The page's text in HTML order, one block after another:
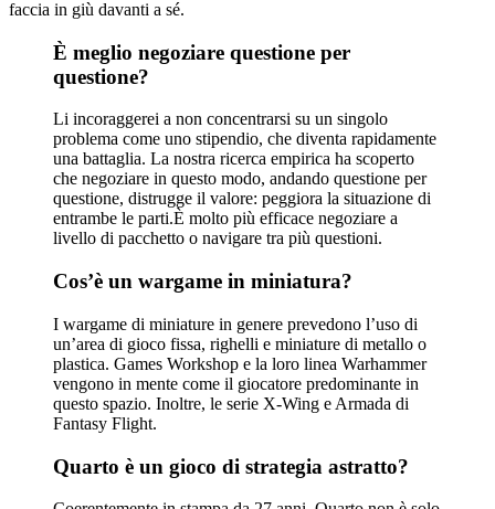
faccia in giù davanti a sé.
È meglio negoziare questione per
questione?
Li incoraggerei a non concentrarsi su un singolo
problema come uno stipendio, che diventa rapidamente
una battaglia. La nostra ricerca empirica ha scoperto
che negoziare in questo modo, andando questione per
questione, distrugge il valore: peggiora la situazione di
entrambe le parti.È molto più efficace negoziare a
livello di pacchetto o navigare tra più questioni.
Cos’è un wargame in miniatura?
I wargame di miniature in genere prevedono l’uso di
un’area di gioco fissa, righelli e miniature di metallo o
plastica. Games Workshop e la loro linea Warhammer
vengono in mente come il giocatore predominante in
questo spazio. Inoltre, le serie X-Wing e Armada di
Fantasy Flight.
Quarto è un gioco di strategia astratto?